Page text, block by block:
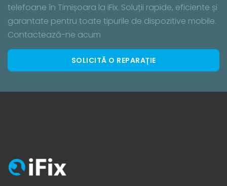
telefoane în Timișoara la iFix. Soluții rapide, eficiente și
garantate pentru toate tipurile de dispozitive mobile.
Contactează-ne acum
SOLICITĂ O REPARAȚIE